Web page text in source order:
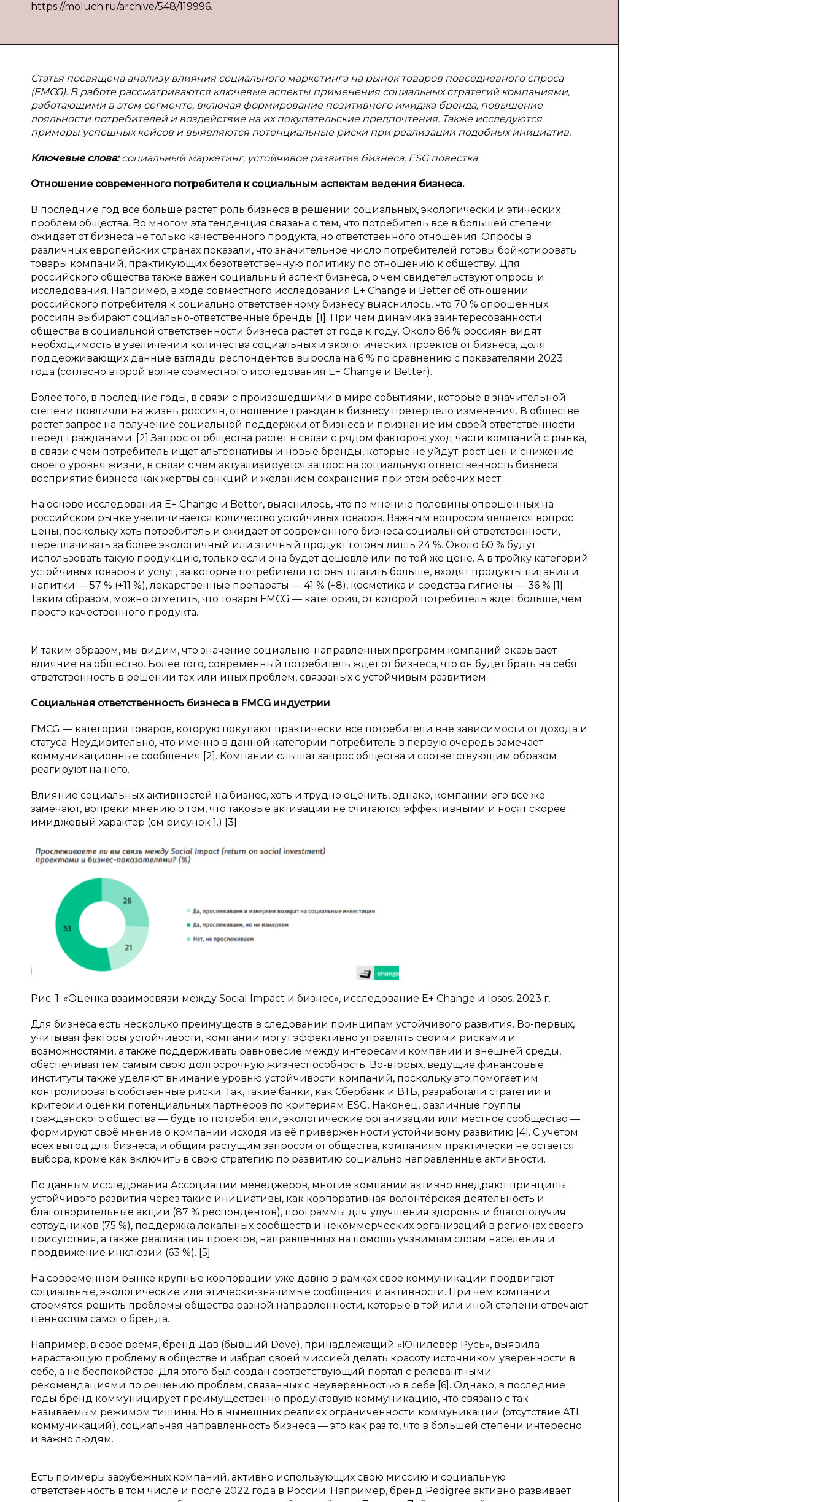
https://moluch.ru/archive/548/119996.
Статья посвящена анализу влияния социального маркетинга на рынок товаров повседневного спроса
(FMCG). В работе рассматриваются ключевые аспекты применения социальных стратегий компаниями,
работающими в этом сегменте, включая формирование позитивного имиджа бренда, повышение
лояльности потребителей и воздействие на их покупательские предпочтения. Также исследуются
примеры успешных кейсов и выявляются потенциальные риски при реализации подобных инициатив.
Ключевые слова:социальный маркетинг, устойчивое развитие бизнеса, ESG повестка
Отношение современного потребителя к социальным аспектам ведения бизнеса.
В последние год все больше растет роль бизнеса в решении социальных, экологически и этических
проблем общества. Во многом эта тенденция связана с тем, что потребитель все в большей степени
ожидает от бизнеса не только качественного продукта, но ответственного отношения. Опросы в
различных европейских странах показали, что значительное число потребителей готовы бойкотировать
товары компаний, практикующих безответственную политику по отношению к обществу. Для
российского общества также важен социальный аспект бизнеса, о чем свидетельствуют опросы и
исследования. Например, в ходе совместного исследования E+ Change и Better об отношении
российского потребителя к социально ответственному бизнесу выяснилось, что 70 % опрошенных
россиян выбирают социально-ответственные бренды [1]. При чем динамика заинтересованности
общества в социальной ответственности бизнеса растет от года к году. Около 86 % россиян видят
необходимость в увеличении количества социальных и экологических проектов от бизнеса, доля
поддерживающих данные взгляды респондентов выросла на 6 % по сравнению с показателями 2023
года (согласно второй волне совместного исследования E+ Change и Better).
Более того, в последние годы, в связи с произошедшими в мире событиями, которые в значительной
степени повлияли на жизнь россиян, отношение граждан к бизнесу претерпело изменения. В обществе
растет запрос на получение социальной поддержки от бизнеса и признание им своей ответственности
перед гражданами. [2] Запрос от общества растет в связи с рядом факторов: уход части компаний с рынка,
в связи с чем потребитель ищет альтернативы и новые бренды, которые не уйдут; рост цен и снижение
своего уровня жизни, в связи с чем актуализируется запрос на социальную ответственность бизнеса;
восприятие бизнеса как жертвы санкций и желанием сохранения при этом рабочих мест.
На основе исследования E+ Change и Better, выяснилось, что по мнению половины опрошенных на
российском рынке увеличивается количество устойчивых товаров. Важным вопросом является вопрос
цены, поскольку хоть потребитель и ожидает от современного бизнеса социальной ответственности,
переплачивать за более экологичный или этичный продукт готовы лишь 24 %. Около 60 % будут
использовать такую продукцию, только если она будет дешевле или по той же цене. А в тройку категорий
устойчивых товаров и услуг, за которые потребители готовы платить больше, входят продукты питания и
напитки — 57 % (+11 %), лекарственные препараты — 41 % (+8), косметика и средства гигиены — 36 % [1].
Таким образом, можно отметить, что товары FMCG — категория, от которой потребитель ждет больше, чем
просто качественного продукта.
И таким образом, мы видим, что значение социально-направленных программ компаний оказывает
влияние на общество. Более того, современный потребитель ждет от бизнеса, что он будет брать на себя
ответственность в решении тех или иных проблем, связзаных с устойчивым развитием.
Социальная ответственность бизнеса в FMCG индустрии
FMCG — категория товаров, которую покупают практически все потребители вне зависимости от дохода и
статуса. Неудивительно, что именно в данной категории потребитель в первую очередь замечает
коммуникационные сообщения [2]. Компании слышат запрос общества и соответствующим образом
реагируют на него.
Влияние социальных активностей на бизнес, хоть и трудно оценить, однако, компании его все же
замечают, вопреки мнению о том, что таковые активации не считаются эффективными и носят скорее
имиджевый характер (см рисунок 1.) [3]
Рис. 1. «Оценка взаимосвязи между Social Impact и бизнес», исследование E+ Change и Ipsos, 2023 г.
Для бизнеса есть несколько преимуществ в следовании принципам устойчивого развития. Во-первых,
учитывая факторы устойчивости, компании могут эффективно управлять своими рисками и
возможностями, а также поддерживать равновесие между интересами компании и внешней среды,
обеспечивая тем самым свою долгосрочную жизнеспособность. Во-вторых, ведущие финансовые
институты также уделяют внимание уровню устойчивости компаний, поскольку это помогает им
контролировать собственные риски. Так, такие банки, как Сбербанк и ВТБ, разработали стратегии и
критерии оценки потенциальных партнеров по критериям ESG. Наконец, различные группы
гражданского общества — будь то потребители, экологические организации или местное сообщество —
формируют своё мнение о компании исходя из её приверженности устойчивому развитию [4]. С учетом
всех выгод для бизнеса, и общим растущим запросом от общества, компаниям практически не остается
выбора, кроме как включить в свою стратегию по развитию социально направленные активности.
По данным исследования Ассоциации менеджеров, многие компании активно внедряют принципы
устойчивого развития через такие инициативы, как корпоративная волонтёрская деятельность и
благотворительные акции (87 % респондентов), программы для улучшения здоровья и благополучия
сотрудников (75 %), поддержка локальных сообществ и некоммерческих организаций в регионах своего
присутствия, а также реализация проектов, направленных на помощь уязвимым слоям населения и
продвижение инклюзии (63 %). [5]
На современном рынке крупные корпорации уже давно в рамках свое коммуникации продвигают
социальные, экологические или этически-значимые сообщения и активности. При чем компании
стремятся решить проблемы общества разной направленности, которые в той или иной степени отвечают
ценностям самого бренда.
Например, в свое время, бренд Дав (бывший Dove), принадлежащий «Юнилевер Русь», выявила
нарастающую проблему в обществе и избрал своей миссией делать красоту источником уверенности в
себе, а не беспокойства. Для этого был создан соответствующий портал с релевантными
рекомендациями по решению проблем, связанных с неуверенностью в себе [6]. Однако, в последние
годы бренд коммуницирует преимущественно продуктовую коммуникацию, что связано с так
называемым режимом тишины. Но в нынешних реалиях ограниченности коммуникации (отсутствие ATL
коммуникаций), социальная направленность бизнеса — это как раз то, что в большей степени интересно
и важно людям.
Есть примеры зарубежных компаний, активно использующих свою миссию и социальную
ответственность в том числе и после 2022 года в России. Например, бренд Pedigree активно развивает